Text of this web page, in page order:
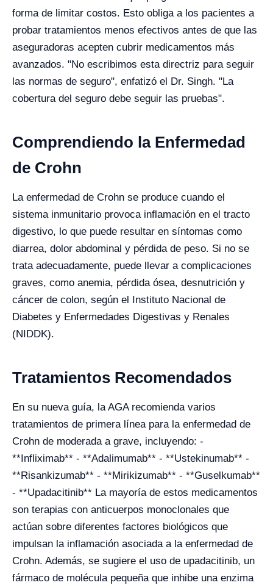
forma de limitar costos. Esto obliga a los pacientes a
probar tratamientos menos efectivos antes de que las
aseguradoras acepten cubrir medicamentos más
avanzados. "No escribimos esta directriz para seguir
las normas de seguro", enfatizó el Dr. Singh. "La
cobertura del seguro debe seguir las pruebas".
Comprendiendo la Enfermedad
de Crohn
La enfermedad de Crohn se produce cuando el
sistema inmunitario provoca inflamación en el tracto
digestivo, lo que puede resultar en síntomas como
diarrea, dolor abdominal y pérdida de peso. Si no se
trata adecuadamente, puede llevar a complicaciones
graves, como anemia, pérdida ósea, desnutrición y
cáncer de colon, según el Instituto Nacional de
Diabetes y Enfermedades Digestivas y Renales
(NIDDK).
Tratamientos Recomendados
En su nueva guía, la AGA recomienda varios
tratamientos de primera línea para la enfermedad de
Crohn de moderada a grave, incluyendo: -
**Infliximab** - **Adalimumab** - **Ustekinumab** -
**Risankizumab** - **Mirikizumab** - **Guselkumab**
- **Upadacitinib** La mayoría de estos medicamentos
son terapias con anticuerpos monoclonales que
actúan sobre diferentes factores biológicos que
impulsan la inflamación asociada a la enfermedad de
Crohn. Además, se sugiere el uso de upadacitinib, un
fármaco de molécula pequeña que inhibe una enzima